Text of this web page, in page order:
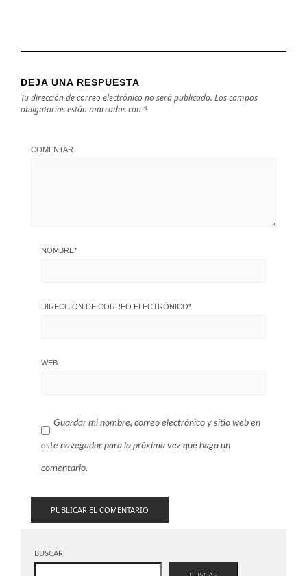
DEJA UNA RESPUESTA
Tu dirección de correo electrónico no será publicada. Los campos
obligatorios están marcados con *
COMENTAR
NOMBRE*
DIRECCIÓN DE CORREO ELECTRÓNICO*
WEB
Guardar mi nombre, correo electrónico y sitio web en
este navegador para la próxima vez que haga un
comentario.
BUSCAR